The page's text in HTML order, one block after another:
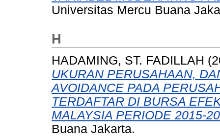
Universitas Mercu Buana
H
HADAMING, ST. FADILLAH
UKURAN PERUSAHAAN,
AVOIDANCE PADA
TERDAFTAR DI BURSA
MALAYSIA PERIODE 2015-
Buana Jakarta.